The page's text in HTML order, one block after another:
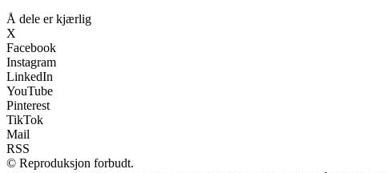
Å dele er kjærlig
X
Facebook
Instagram
LinkedIn
YouTube
Pinterest
TikTok
Mail
RSS
© Reproduksjon forbudt.